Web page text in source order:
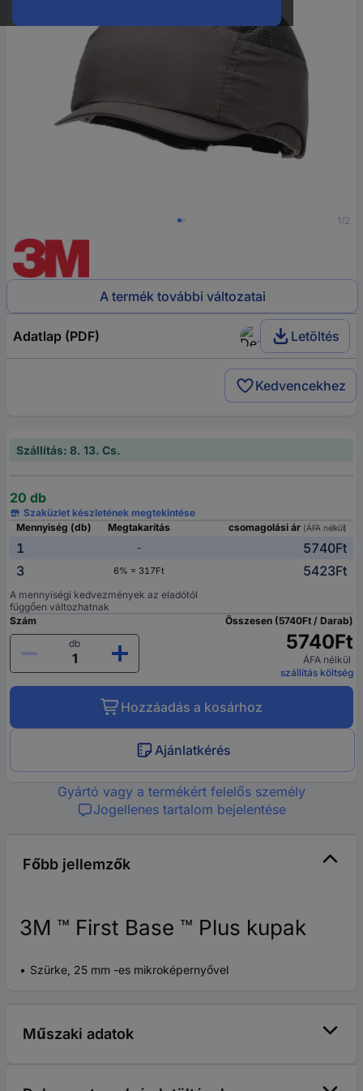
1/2
A termék további változatai
Adatlap (PDF) Letöltés
Kedvencekhez
Szállítás: 8. 13. Cs.
20 db
Szaküzlet készletének megtekintése
Mennyiség (db)
Megtakarítás csomagolási ár (ÁFA nélkül)
1 -
5740Ft
3
6% = 317Ft 5423Ft
A mennyiségi kedvezmények az eladótól
függően változhatnak
Szám
db
Összesen (5740Ft / Darab)
5740Ft
ÁFA nélkül
szállítás költség
Hozzáadás a kosárhoz
Ajánlatkérés
Gyártó vagy a termékért felelős személy
Jogellenes tartalom bejelentése
Főbb jellemzők
3M ™ First Base ™ Plus kupak
Szürke, 25 mm -es mikroképernyővel
Műszaki adatok